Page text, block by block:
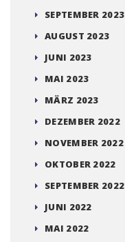
SEPTEMBER 2023
AUGUST 2023
JUNI 2023
MAI 2023
MÄRZ 2023
DEZEMBER 2022
NOVEMBER 2022
OKTOBER 2022
SEPTEMBER 2022
JUNI 2022
MAI 2022